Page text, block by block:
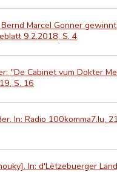
Marcel Gonner
9.2.2018, S. 4
"De Cabinet vum Dokter
S. 16
In: Radio 100komma7.lu,
In: d'Lëtzebuerger